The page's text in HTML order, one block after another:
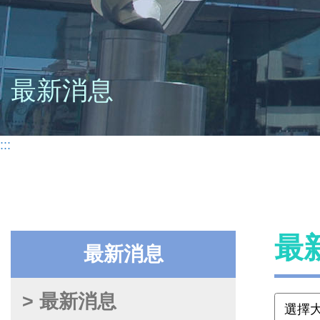
最新消息
:::
最新消息
> 最新消息
最